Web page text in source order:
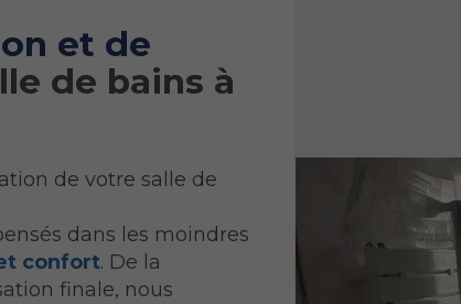
et de
de bains à
de votre salle de
dans les moindres
confort. De la
finale, nous